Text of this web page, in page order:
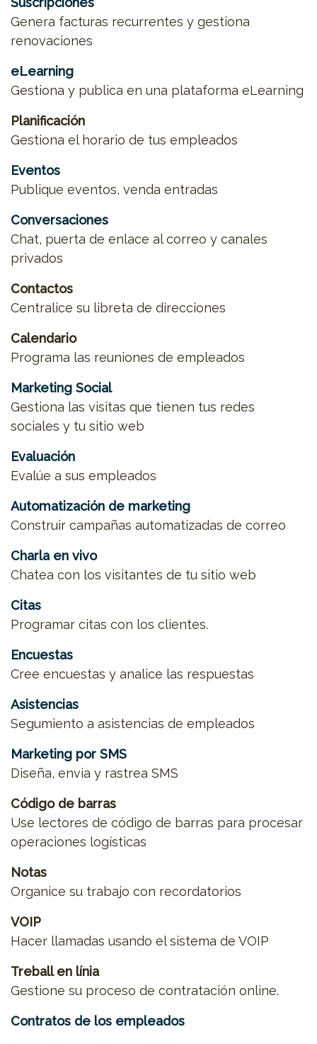
Genera facturas recurrentes y gestiona
renovaciones
eLearning
Gestiona y publica en una plataforma eLearning
Planificación
Gestiona el horario de tus empleados
Eventos
Publique eventos, venda entradas
Conversaciones
Chat, puerta de enlace al correo y canales
privados
Contactos
Centralice su libreta de direcciones
Calendario
Programa las reuniones de empleados
Marketing Social
Gestiona las visitas que tienen tus redes
sociales y tu sitio web
Evaluación
Evalúe a sus empleados
Automatización de marketing
Construir campañas automatizadas de correo
Charla en vivo
Chatea con los visitantes de tu sitio web
Citas
Programar citas con los clientes.
Encuestas
Cree encuestas y analice las respuestas
Asistencias
Segumiento a asistencias de empleados
Marketing por SMS
Diseña, envia y rastrea SMS
Código de barras
Use lectores de código de barras para procesar
operaciones logísticas
Notas
Organice su trabajo con recordatorios
VOIP
Hacer llamadas usando el sistema de VOIP
Treball en línia
Gestione su proceso de contratación online.
Contratos de los empleados